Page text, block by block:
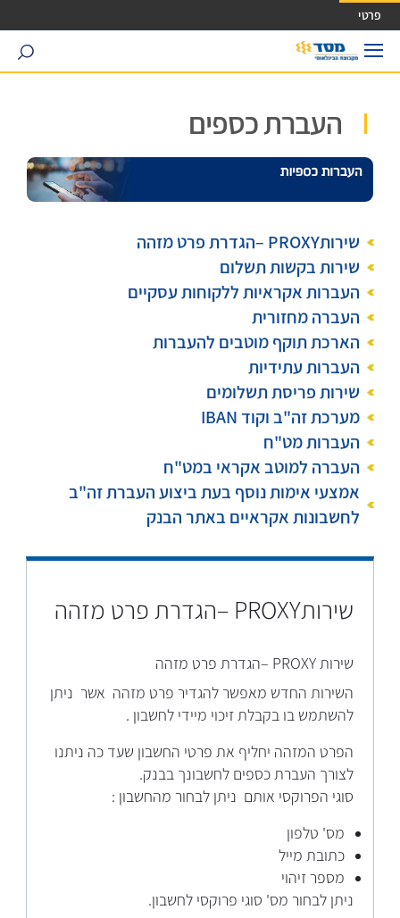
גישה ישירה לכפתור כניסה לחשבונך
פרטי
search
העברת כספים
שירותPROXY –הגדרת פרט מזהה
שירות בקשות תשלום
העברות אקראיות ללקוחות עסקיים
העברה מחזורית
הארכת תוקף מוטבים להעברות
העברות עתידיות
שירות פריסת תשלומים
מערכת זה"ב וקוד IBAN
העברות מט"ח
העברה למוטב אקראי במט"ח
אמצעי אימות נוסף בעת ביצוע העברת זה"ב
לחשבונות אקראיים באתר הבנק
שירותPROXY –הגדרת פרט מזהה
שירות PROXY –הגדרת פרט מזהה
השירות החדש מאפשר להגדיר פרט מזהה אשר ניתן
להשתמש בו בקבלת זיכוי מיידי לחשבון .
הפרט המזהה יחליף את פרטי החשבון שעד כה ניתנו
לצורך העברת כספים לחשבונך בבנק.
סוגי הפרוקסי אותם ניתן לבחור מהחשבון :
מס' טלפון
כתובת מייל
מספר זיהוי
ניתן לבחור מס' סוגי פרוקסי לחשבון.